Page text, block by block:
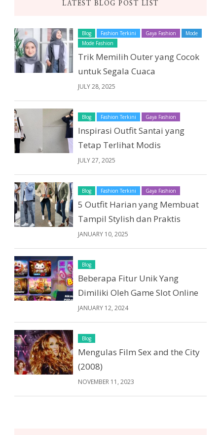
LATEST BLOG POST LIST
Blog Fashion Terkini Gaya Fashion
Mode
Mode Fashion
Trik Memilih Outer yang Cocok
untuk Segala Cuaca
JULY 28, 2025
Blog Fashion Terkini Gaya Fashion
Inspirasi Outfit Santai yang
Tetap Terlihat Modis
JULY 27, 2025
Blog Fashion Terkini Gaya Fashion
5 Outfit Harian yang Membuat
Tampil Stylish dan Praktis
JANUARY 10, 2025
Blog
Beberapa Fitur Unik Yang
Dimiliki Oleh Game Slot Online
JANUARY 12, 2024
Blog
Mengulas Film Sex and the City
(2008)
NOVEMBER 11, 2023